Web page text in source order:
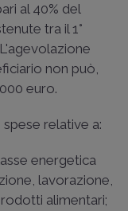
al 40% del
tra il 1°
non può,
euro.
relative a:
energetica
lavorazione,
alimentari;